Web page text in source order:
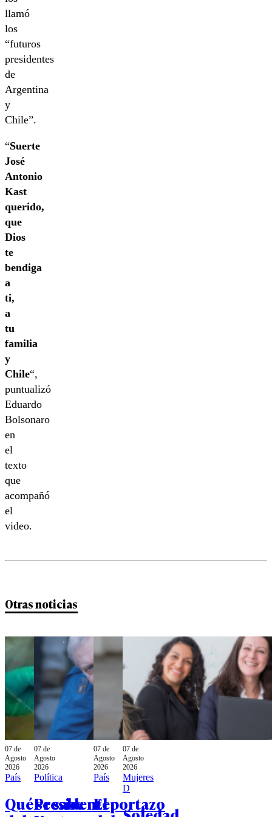
llamó
los
“futuros
presidentes
de
Argentina
y
Chile”.
“Suerte
José
Antonio
Kast
querido,
que
Dios
te
bendiga
a
ti,
a
tu
familia
y
Chile“,
puntualizó
Eduardo
Bolsonaro
en
el
texto
que
acompañó
el
video.
Otras noticias
07 de
Agosto
2026
País
Qué se sabe
07 de
Agosto
2026
Política
Presidente
07 de
Agosto
2026
País
El portazo
07 de
Agosto
2026
Mujeres
D